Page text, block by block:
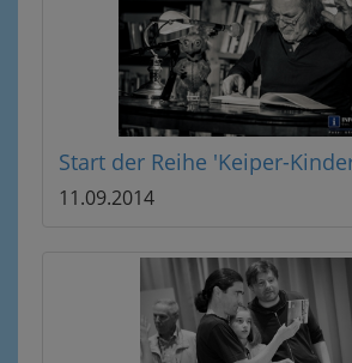
Start der Reihe 'Keiper-
11.09.2014